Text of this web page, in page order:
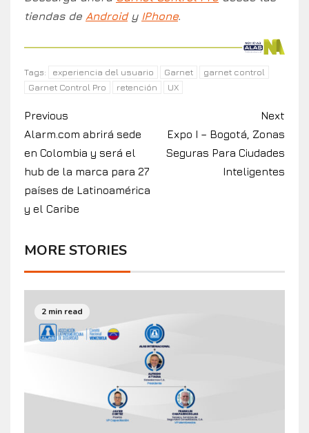
Alarm.com abrirá sede
hub de la marca para 27
países de Latinoamérica
y el Caribe
Inteligentes
MORE STORIES
2 min read
ACTUALIDAD NOTICIAS
ALAS fortalece su presencia
regional con el renacimiento del
Comité Nacional ALAS Venezuela